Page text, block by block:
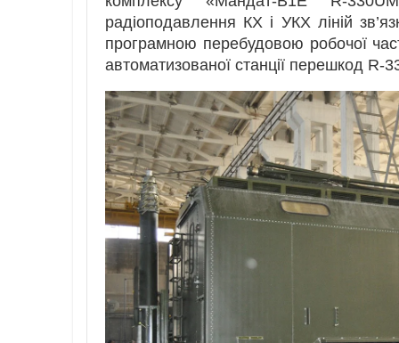
радіоподавлення КХ і УКХ ліній
програмною перебудовою робочої
автоматизованої станції перешкод R-